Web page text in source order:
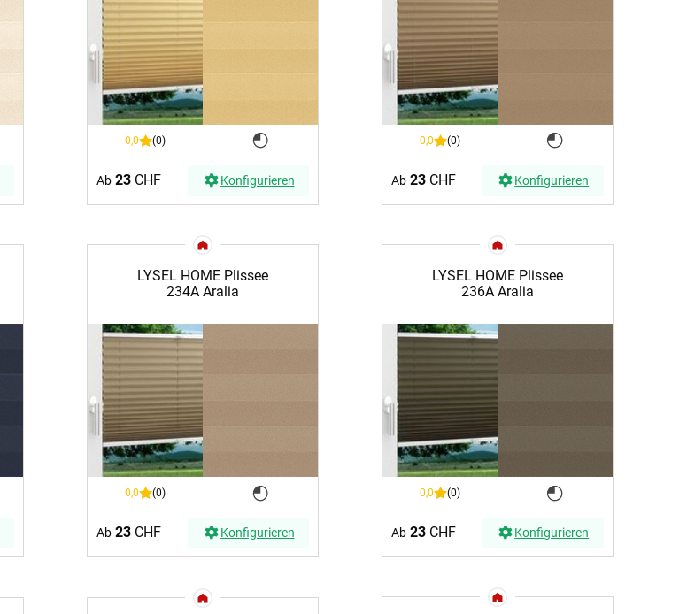
0,0 (0)
Ab 23CHF Konfigurieren
0,0 (0)
Ab 23CHF Konfigurieren
LYSEL HOME Plissee
234A Aralia
0,0 (0)
Ab 23CHF Konfigurieren
LYSEL HOME Plissee
236A Aralia
0,0 (0)
Ab 23CHF Konfigurieren